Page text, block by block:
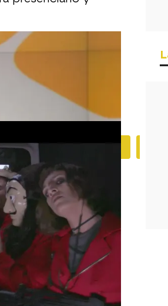
a punto de salir
y aparece la
Programa